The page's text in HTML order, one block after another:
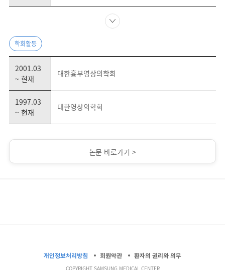
학회활동
2001.03
~ 현재
대한흉부영상의학회
1997.03
~ 현재
대한영상의학회
논문 바로가기 >
개인정보처리방침 회원약관 환자의 권리와 의무
COPYRIGHT SAMSUNG MEDICAL CENTER